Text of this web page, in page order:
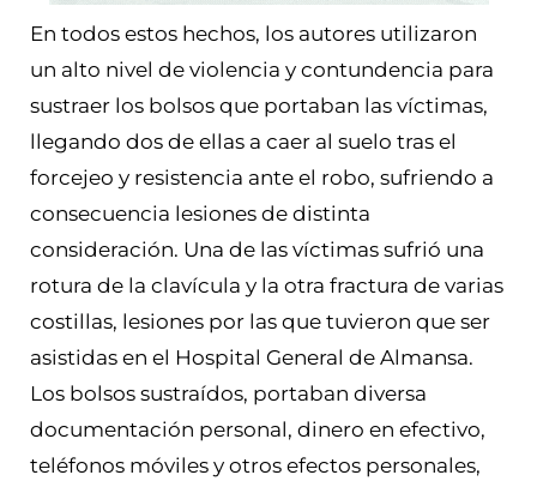
En todos estos hechos, los autores utilizaron
un alto nivel de violencia y contundencia para
sustraer los bolsos que portaban las víctimas,
llegando dos de ellas a caer al suelo tras el
forcejeo y resistencia ante el robo, sufriendo a
consecuencia lesiones de distinta
consideración. Una de las víctimas sufrió una
rotura de la clavícula y la otra fractura de varias
costillas, lesiones por las que tuvieron que ser
asistidas en el Hospital General de Almansa.
Los bolsos sustraídos, portaban diversa
documentación personal, dinero en efectivo,
teléfonos móviles y otros efectos personales,